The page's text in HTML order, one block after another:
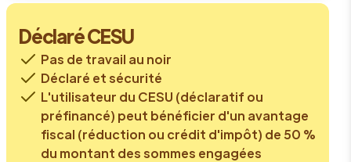
Déclaré CESU
Pas de travail au noir
Déclaré et sécurité
L'utilisateur du CESU (déclaratif ou
préfinancé) peut bénéficier d'un avantage
fiscal (réduction ou crédit d'impôt) de 50 %
du montant des sommes engagées